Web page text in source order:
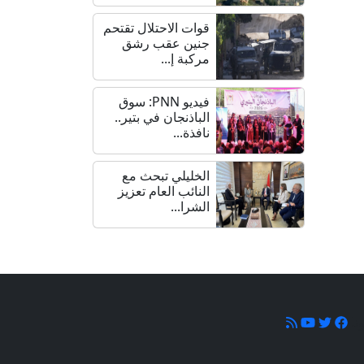
قوات الاحتلال تقتحم
جنين عقب رشق
مركبة إ...
فيديو PNN: سوق
الباذنجان في بتير..
نافذة...
الخليلي تبحث مع
النائب العام تعزيز
الشرا...